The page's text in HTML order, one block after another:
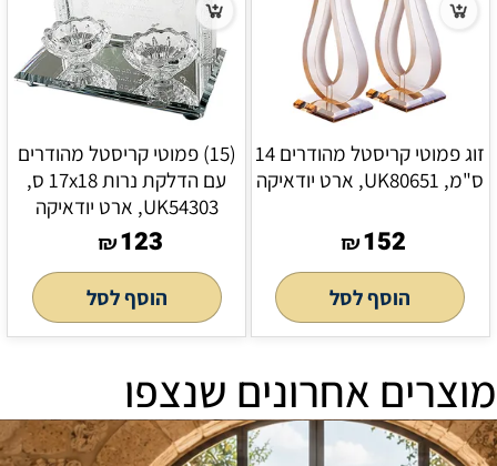
זוג פמוטי קריסטל מהודרים 14
ס"מ, UK80651, ארט יודאיקה
₪152
הוסף לסל
(15) פמוטי קריסטל מהודרים
עם הדלקת נרות 17x18 ס,
UK54303, ארט יודאיקה
₪123
הוסף לסל
מוצרים אחרונים שנצפו